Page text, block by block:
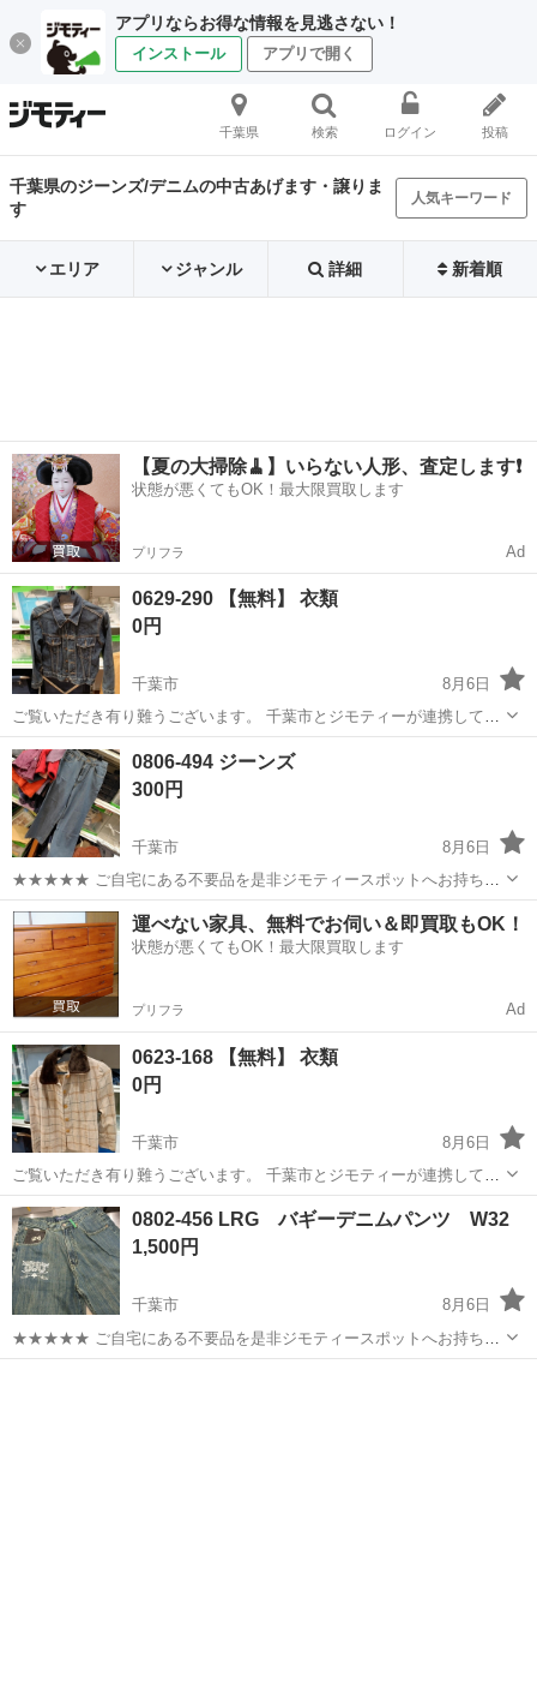
アプリならお得な情報を見逃さない！
インストール アプリで開く
千葉県 検索 ログイン 投稿
千葉県のジーンズ/デニムの中古あげます・譲りま
す
人気キーワード
エリア ジャンル 詳細 新着順
【夏の大掃除🧹】いらない人形、査定します❗️
状態が悪くてもOK！最大限買取します
プリフラ Ad
0629-290 【無料】 衣類
0円
千葉市
8月6日
ご覧いただき有り難うございます。 千葉市とジモティーが連携して運
営しています。 粗⼤ごみ等の減量を⽬的にまだ使えるものをリユース
しています。 ★★★★★ ご自宅にある不要品を是非ジモティースポッ
トへお持ち...
千葉 千葉市
0806-494 ジーンズ
300円
千葉市
8月6日
★★★★★ ご自宅にある不要品を是非ジモティースポットへお持ち込
みしませんか？ 家電、趣味・スポーツ・レジャー用品、こども用品、
衣料服飾品、生活雑貨、家具、本、CD・DVDなどが無料でまとめて持
ち込めます！ ※詳細はこ...
千葉 千葉市 ジーンズ/デニム ジーンズ
運べない家具、無料でお伺い＆即買取もOK！
状態が悪くてもOK！最大限買取します
プリフラ Ad
0623-168 【無料】 衣類
0円
千葉市
8月6日
ご覧いただき有り難うございます。 千葉市とジモティーが連携して運
営しています。 粗⼤ごみ等の減量を⽬的にまだ使えるものをリユース
しています。 ★★★★★ ご自宅にある不要品を是非ジモティースポッ
トへお持ち...
千葉 千葉市 リユース
0802-456 LRG バギーデニムパンツ W32
1,500円
千葉市
8月6日
★★★★★ ご自宅にある不要品を是非ジモティースポットへお持ち込
みしませんか？ 家電、趣味・スポーツ・レジャー用品、こども用品、